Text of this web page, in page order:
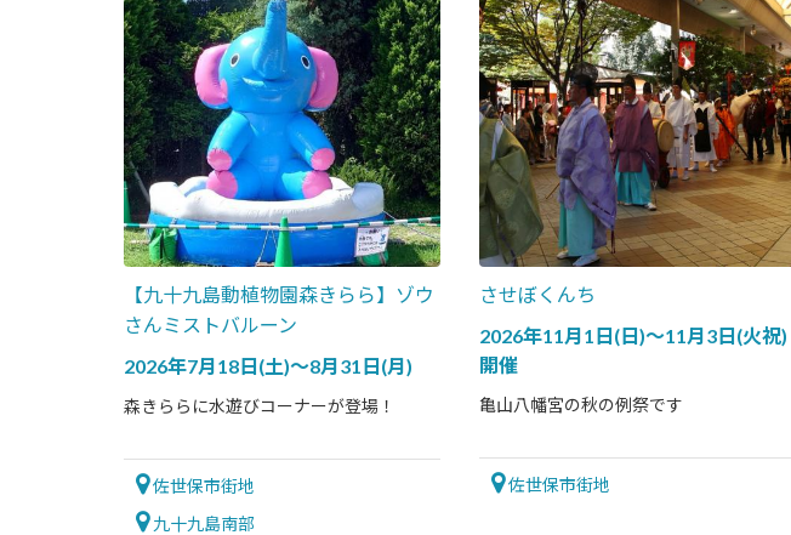
【九十九島動植物園森きらら】ゾウ
さんミストバルーン
2026年7月18日(土)～8月31日(月)
森きららに水遊びコーナーが登場！
佐世保市街地
九十九島南部
させぼくんち
2026年11月1日(日)～11月3日(火祝)
開催
亀山八幡宮の秋の例祭です
佐世保市街地